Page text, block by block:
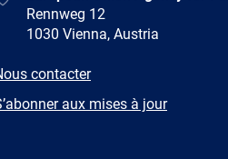
Rennweg 12
1030 Vienna, Austria
contacter
aux mises à jour